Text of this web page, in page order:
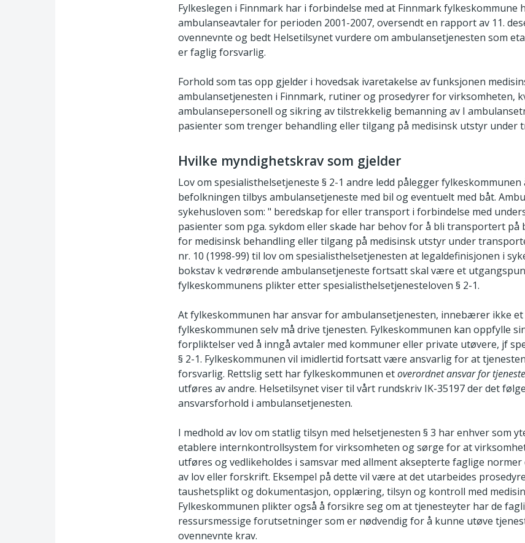
Fylkeslegen i Finnmark har i forbindelse med at Finnmark fylkeskommune
ambulanseavtaler for perioden 2001-2007, oversendt en rapport av 11.
ovennevnte og bedt Helsetilsynet vurdere om ambulansetjenesten som
er faglig forsvarlig.
Forhold som tas opp gjelder i hovedsak ivaretakelse av funksjonen
ambulansetjenesten i Finnmark, rutiner og prosedyrer for virksomheten,
ambulansepersonell og sikring av tilstrekkelig bemanning av I
pasienter som trenger behandling eller tilgang på medisinsk utstyr under
Hvilke myndighetskrav som gjelder
Lov om spesialisthelsetjeneste § 2-1 andre ledd pålegger
befolkningen tilbys ambulansetjeneste med bil og eventuelt med båt.
sykehusloven som: " beredskap for eller transport i forbindelse med
pasienter som pga. sykdom eller skade har behov for å bli transportert på
for medisinsk behandling eller tilgang på medisinsk utstyr under
nr. 10 (1998-99) til lov om spesialisthelsetjenesten at legaldefinisjonen i
bokstav k vedrørende ambulansetjeneste fortsatt skal være et
fylkeskommunens plikter etter spesialisthelsetjenesteloven § 2-1.
At fylkeskommunen har ansvar for ambulansetjenesten, innebærer ikke
fylkeskommunen selv må drive tjenesten. Fylkeskommunen kan oppfylle
forpliktelser ved å inngå avtaler med kommuner eller private utøvere, jf
§ 2-1. Fylkeskommunen vil imidlertid fortsatt være ansvarlig for at
forsvarlig. Rettslig sett har fylkeskommunen etoverordnet ansvar for
utføres av andre. Helsetilsynet viser til vårt rundskriv IK-35197 der det
ansvarsforhold i ambulansetjenesten.
I medhold av lov om statlig tilsyn med helsetjenesten § 3 har enhver som
etablere internkontrollsystem for virksomheten og sørge for at
utføres og vedlikeholdes i samsvar med allment aksepterte faglige
av lov eller forskrift. Eksempel på dette vil være at det utarbeides
taushetsplikt og dokumentasjon, opplæring, tilsyn og kontroll med
Fylkeskommunen plikter også å forsikre seg om at tjenesteyter har de
ressursmessige forutsetninger som er nødvendig for å kunne utøve
ovennevnte krav.